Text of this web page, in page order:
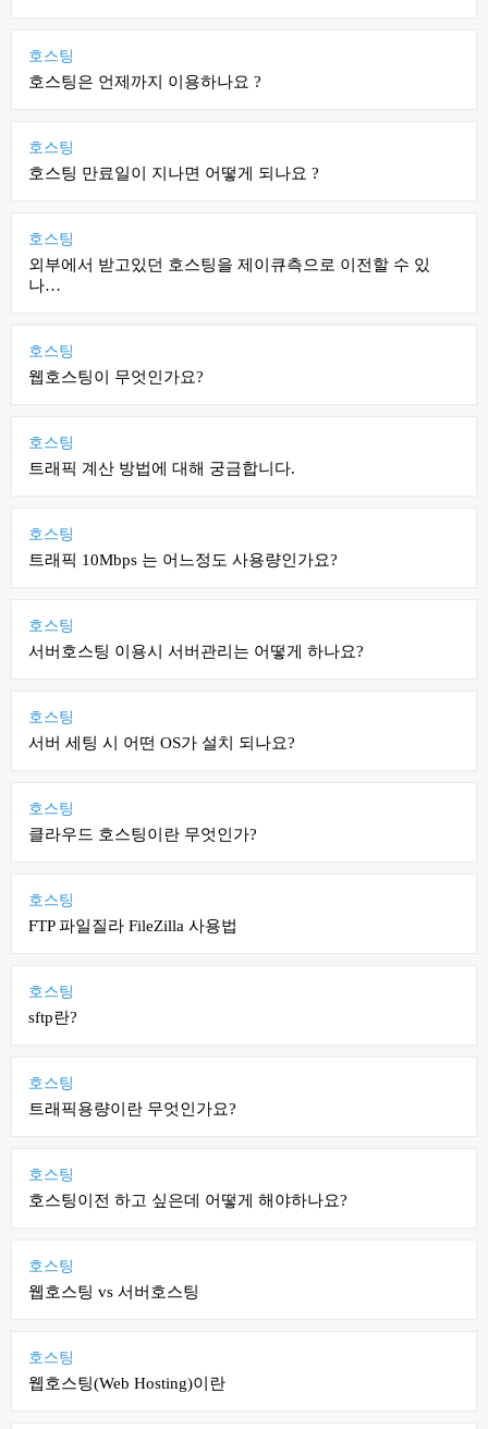
호스팅
호스팅은 언제까지 이용하나요 ?
호스팅
호스팅 만료일이 지나면 어떻게 되나요 ?
호스팅
외부에서 받고있던 호스팅을 제이큐측으로 이전할 수 있
나…
호스팅
웹호스팅이 무엇인가요?
호스팅
트래픽 계산 방법에 대해 궁금합니다.
호스팅
트래픽 10Mbps 는 어느정도 사용량인가요?
호스팅
서버호스팅 이용시 서버관리는 어떻게 하나요?
호스팅
서버 세팅 시 어떤 OS가 설치 되나요?
호스팅
클라우드 호스팅이란 무엇인가?
호스팅
FTP 파일질라 FileZilla 사용법
호스팅
sftp란?
호스팅
트래픽용량이란 무엇인가요?
호스팅
호스팅이전 하고 싶은데 어떻게 해야하나요?
호스팅
웹호스팅 vs 서버호스팅
호스팅
웹호스팅(Web Hosting)이란